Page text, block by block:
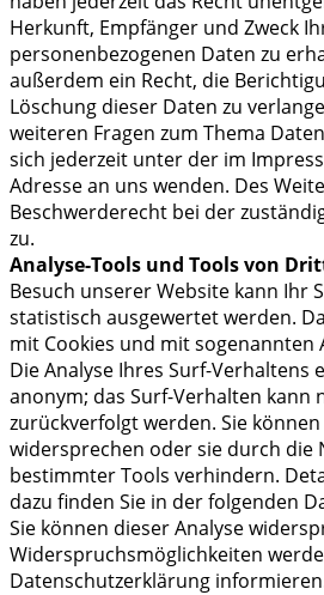
Herkunft, Empfänger und Zweck
personenbezogenen Daten zu
außerdem ein Recht, die
Löschung dieser Daten zu
weiteren Fragen zum Thema
sich jederzeit unter der im
Adresse an uns wenden. Des
Beschwerderecht bei der
zu.
Analyse-Tools und Tools von
Besuch unserer Website kann Ihr
statistisch ausgewertet werden.
mit Cookies und mit sogenannten
Die Analyse Ihres Surf-Verhaltens
anonym; das Surf-Verhalten kann
zurückverfolgt werden. Sie
widersprechen oder sie durch die
bestimmter Tools verhindern.
dazu finden Sie in der folgenden
Sie können dieser Analyse
Widerspruchsmöglichkeiten
Datenschutzerklärung